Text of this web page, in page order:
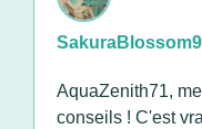
AquaZenith71,
conseils ! C'est